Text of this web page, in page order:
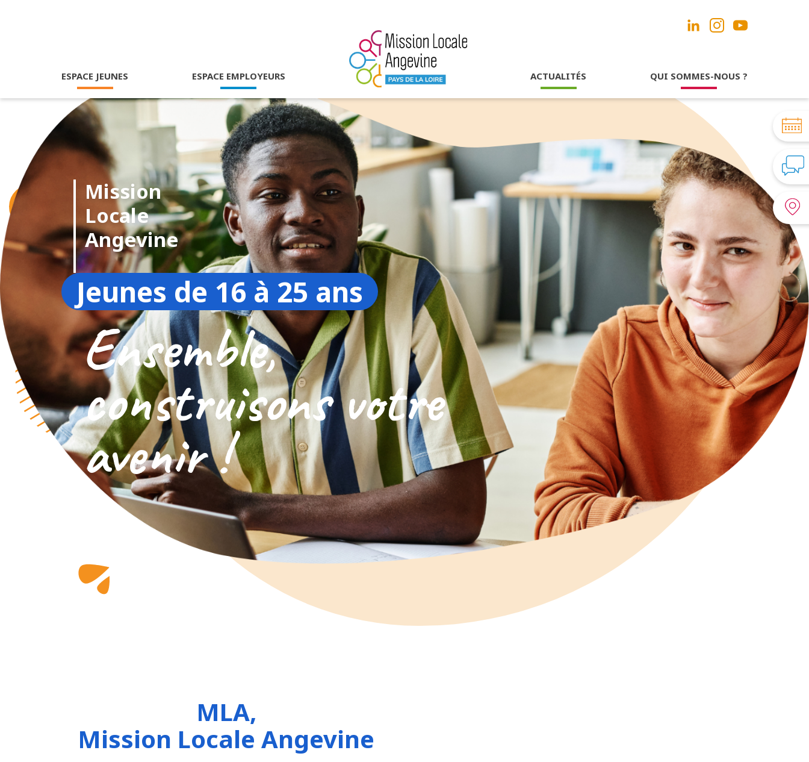
ESPACE JEUNES ESPACE EMPLOYEURS ACTUALITÉS QUI SOMMES-NOUS ?
Mission
Locale
Angevine
Jeunes de 16 à 25 ans
Ensemble,
construisons votre
avenir !
MLA,
Mission Locale Angevine